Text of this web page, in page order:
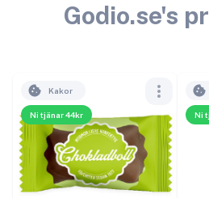
Godio.se's
Ni tjänar 44kr
Kakor
Ni